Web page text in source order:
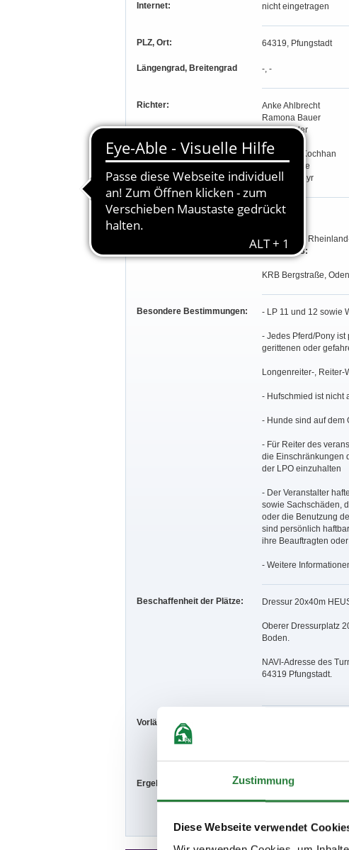
Zustimmung
Diese Webseite verwendet
Internet: nicht eingetragen
PLZ, Ort: 64319, Pfungstadt
Längengrad, Breitengrad -, -
Richter:
Anke Ahlbrecht
Ramona Bauer
Ralf Bender
Frank Füßl
Christoph Kochhan
Doris Riehle
Pia Sedlmeyr
Teilnahmeberechtigung: LP 1-18:
LV Hessen,
WB 19 - 23:
KRB Bergstraße,
Besondere Bestimmungen: - LP 11 und 12 sowie
- Jedes Pferd/Pony ist
gerittenen oder
Longenreiter-, Reiter-
- Hufschmied ist nicht
- Hunde sind auf dem
- Für Reiter des
die Einschränkungen
der LPO einzuhalten
- Der Veranstalter
sowie Sachschäden,
oder die Benutzung
sind persönlich
ihre Beauftragten
- Weitere
Beschaffenheit der Plätze: Dressur 20x40m
Oberer Dressurplatz
Boden.
NAVI-Adresse des
64319 Pfungstadt.
Vorläufige Zeitenteilung:
Ergebnisse: Zu den Ergebnissen